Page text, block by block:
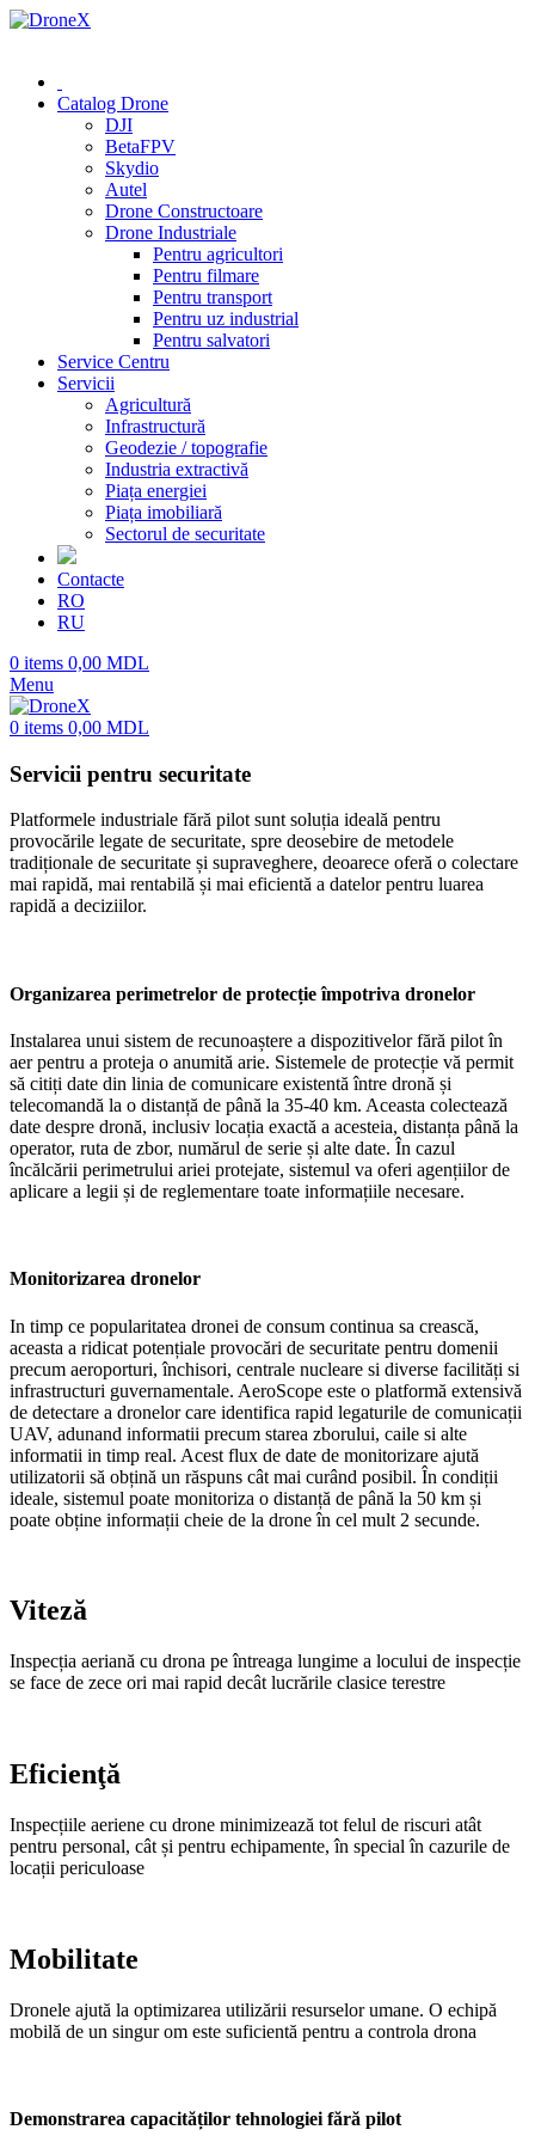
Catalog Drone
DJI
BetaFPV
Skydio
Autel
Drone Constructoare
Drone Industriale
Pentru agricultori
Pentru filmare
Pentru transport
Pentru uz industrial
Pentru salvatori
Service Centru
Servicii
Agricultură
Infrastructură
Geodezie / topografie
Industria extractivă
Piața energiei
Piața imobiliară
Sectorul de securitate
Contacte
RO
RU
0 items 0,00 MDL
Menu
0 items 0,00 MDL
Servicii pentru securitate
Platformele industriale fără pilot sunt soluția ideală pentru
provocările legate de securitate, spre deosebire de metodele
tradiționale de securitate și supraveghere, deoarece oferă o colectare
mai rapidă, mai rentabilă și mai eficientă a datelor pentru luarea
rapidă a deciziilor.
Organizarea perimetrelor de protecție împotriva dronelor
Instalarea unui sistem de recunoaștere a dispozitivelor fără pilot în
aer pentru a proteja o anumită arie. Sistemele de protecție vă permit
să citiți date din linia de comunicare existentă între dronă și
telecomandă la o distanță de până la 35-40 km. Aceasta colectează
date despre dronă, inclusiv locația exactă a acesteia, distanța până la
operator, ruta de zbor, numărul de serie și alte date. În cazul
încălcării perimetrului ariei protejate, sistemul va oferi agențiilor de
aplicare a legii și de reglementare toate informațiile necesare.
Monitorizarea dronelor
In timp ce popularitatea dronei de consum continua sa crească,
aceasta a ridicat potențiale provocări de securitate pentru domenii
precum aeroporturi, închisori, centrale nucleare si diverse facilități si
infrastructuri guvernamentale. AeroScope este o platformă extensivă
de detectare a dronelor care identifica rapid legaturile de comunicații
UAV, adunand informatii precum starea zborului, caile si alte
informatii in timp real. Acest flux de date de monitorizare ajută
utilizatorii să obțină un răspuns cât mai curând posibil. În condiții
ideale, sistemul poate monitoriza o distanță de până la 50 km și
poate obține informații cheie de la drone în cel mult 2 secunde.
Viteză
Inspecția aeriană cu drona pe întreaga lungime a locului de inspecție
se face de zece ori mai rapid decât lucrările clasice terestre
Eficienţă
Inspecțiile aeriene cu drone minimizează tot felul de riscuri atât
pentru personal, cât și pentru echipamente, în special în cazurile de
locații periculoase
Mobilitate
Dronele ajută la optimizarea utilizării resurselor umane. O echipă
mobilă de un singur om este suficientă pentru a controla drona
Demonstrarea capacităților tehnologiei fără pilot